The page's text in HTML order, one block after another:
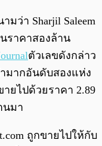
ว่า Sharjil Saleem
ราคาสองล้าน
ตัวเลขดังกล่าว
มากอันดับสองแห่ง
ายไปด้วยราคา 2.89
นมา
ถูกขายไปให้กับ